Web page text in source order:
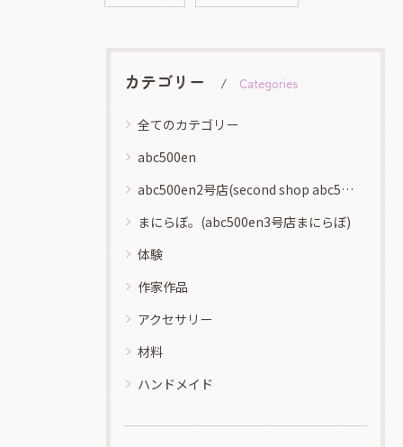
カテゴリー Categories
全てのカテゴリー
abc500en
abc500en2号店(second shop abc500en)
まにらぼ。(abc500en3号店まにらぼ)
体験
作家作品
アクセサリー
材料
ハンドメイド